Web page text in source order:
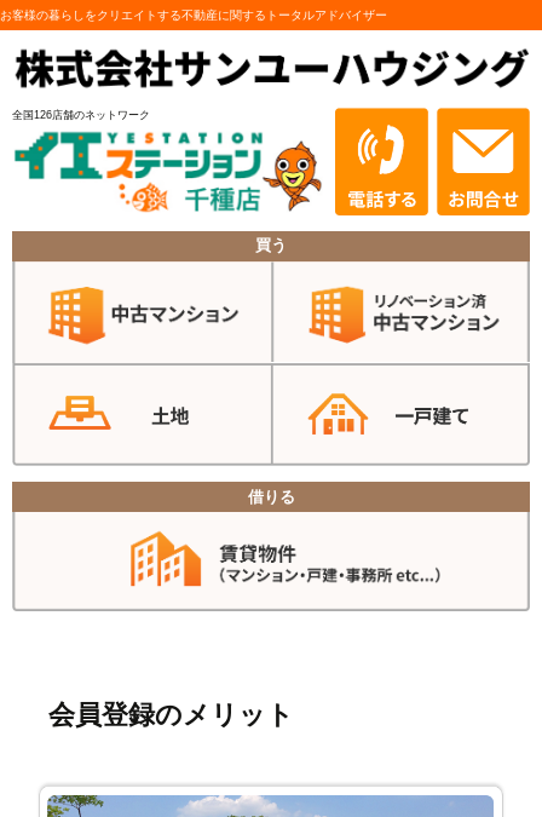
お客様の暮らしをクリエイトする不動産に関するトータルアドバイザー
全国126店舗のネットワーク
買う
借りる
会員登録のメリット